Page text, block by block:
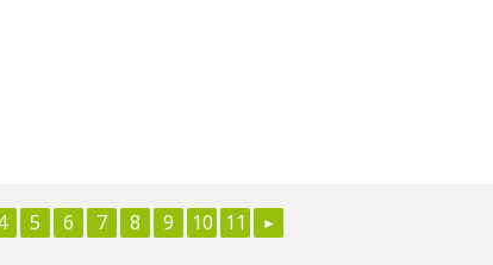
5 6 7 8 9 10 11